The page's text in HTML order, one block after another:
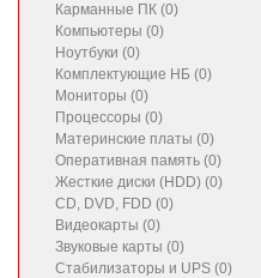
Карманные ПК (0)
Компьютеры (0)
Ноутбуки (0)
Комплектующие НБ (0)
Мониторы (0)
Процессоры (0)
Материнские платы (0)
Оперативная память (0)
Жесткие диски (HDD) (0)
CD, DVD, FDD (0)
Видеокарты (0)
Звуковые карты (0)
Стабилизаторы и UPS (0)